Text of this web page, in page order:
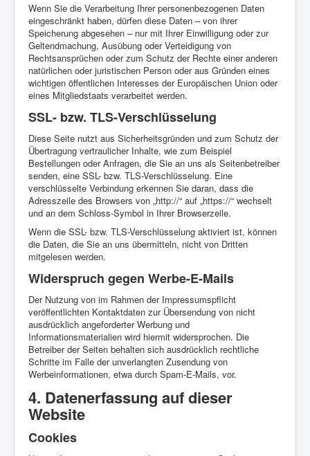
Wenn Sie die Verarbeitung Ihrer personenbezogenen Daten
eingeschränkt haben, dürfen diese Daten – von ihrer
Speicherung abgesehen – nur mit Ihrer Einwilligung oder zur
Geltendmachung, Ausübung oder Verteidigung von
Rechtsansprüchen oder zum Schutz der Rechte einer anderen
natürlichen oder juristischen Person oder aus Gründen eines
wichtigen öffentlichen Interesses der Europäischen Union oder
eines Mitgliedstaats verarbeitet werden.
SSL- bzw. TLS-Verschlüsselung
Diese Seite nutzt aus Sicherheitsgründen und zum Schutz der
Übertragung vertraulicher Inhalte, wie zum Beispiel
Bestellungen oder Anfragen, die Sie an uns als Seitenbetreiber
senden, eine SSL- bzw. TLS-Verschlüsselung. Eine
verschlüsselte Verbindung erkennen Sie daran, dass die
Adresszeile des Browsers von „http://“ auf „https://“ wechselt
und an dem Schloss-Symbol in Ihrer Browserzeile.
Wenn die SSL- bzw. TLS-Verschlüsselung aktiviert ist, können
die Daten, die Sie an uns übermitteln, nicht von Dritten
mitgelesen werden.
Widerspruch gegen Werbe-E-Mails
Der Nutzung von im Rahmen der Impressumspflicht
veröffentlichten Kontaktdaten zur Übersendung von nicht
ausdrücklich angeforderter Werbung und
Informationsmaterialien wird hiermit widersprochen. Die
Betreiber der Seiten behalten sich ausdrücklich rechtliche
Schritte im Falle der unverlangten Zusendung von
Werbeinformationen, etwa durch Spam-E-Mails, vor.
4. Datenerfassung auf dieser
Website
Cookies